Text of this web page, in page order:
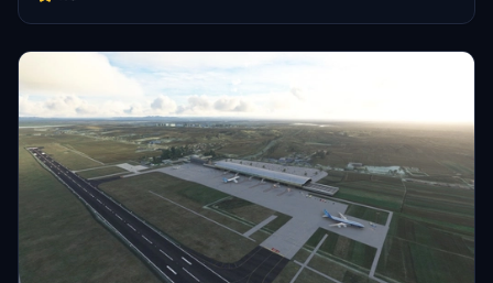
揭阳潮汕国际机场于2011年12月15日正式启用，定名为揭阳潮汕机场；